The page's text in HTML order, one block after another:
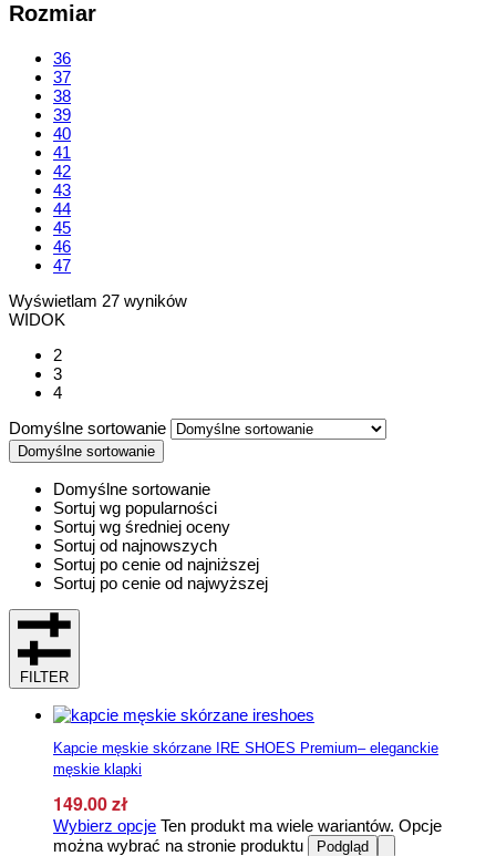
Rozmiar
36
37
38
39
40
41
42
43
44
45
46
47
Wyświetlam 27 wyników
WIDOK
2
3
4
Domyślne sortowanie
Domyślne sortowanie
Domyślne sortowanie
Sortuj wg popularności
Sortuj wg średniej oceny
Sortuj od najnowszych
Sortuj po cenie od najniższej
Sortuj po cenie od najwyższej
FILTER
Kapcie męskie skórzane IRE SHOES Premium– eleganckie
męskie klapki
149.00zł
Wybierz opcje Ten produkt ma wiele wariantów. Opcje
można wybrać na stronie produktu
Podgląd